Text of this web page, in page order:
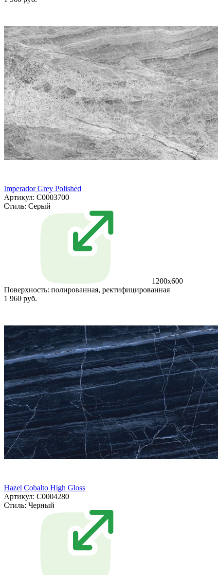
Imperador Grey Polished
Артикул: С0003700
Стиль: Серый
1200x600
Поверхность: полированная, ректифицированная
1 960 руб.
Hazel Cobalto High Gloss
Артикул: С0004280
Стиль: Черный